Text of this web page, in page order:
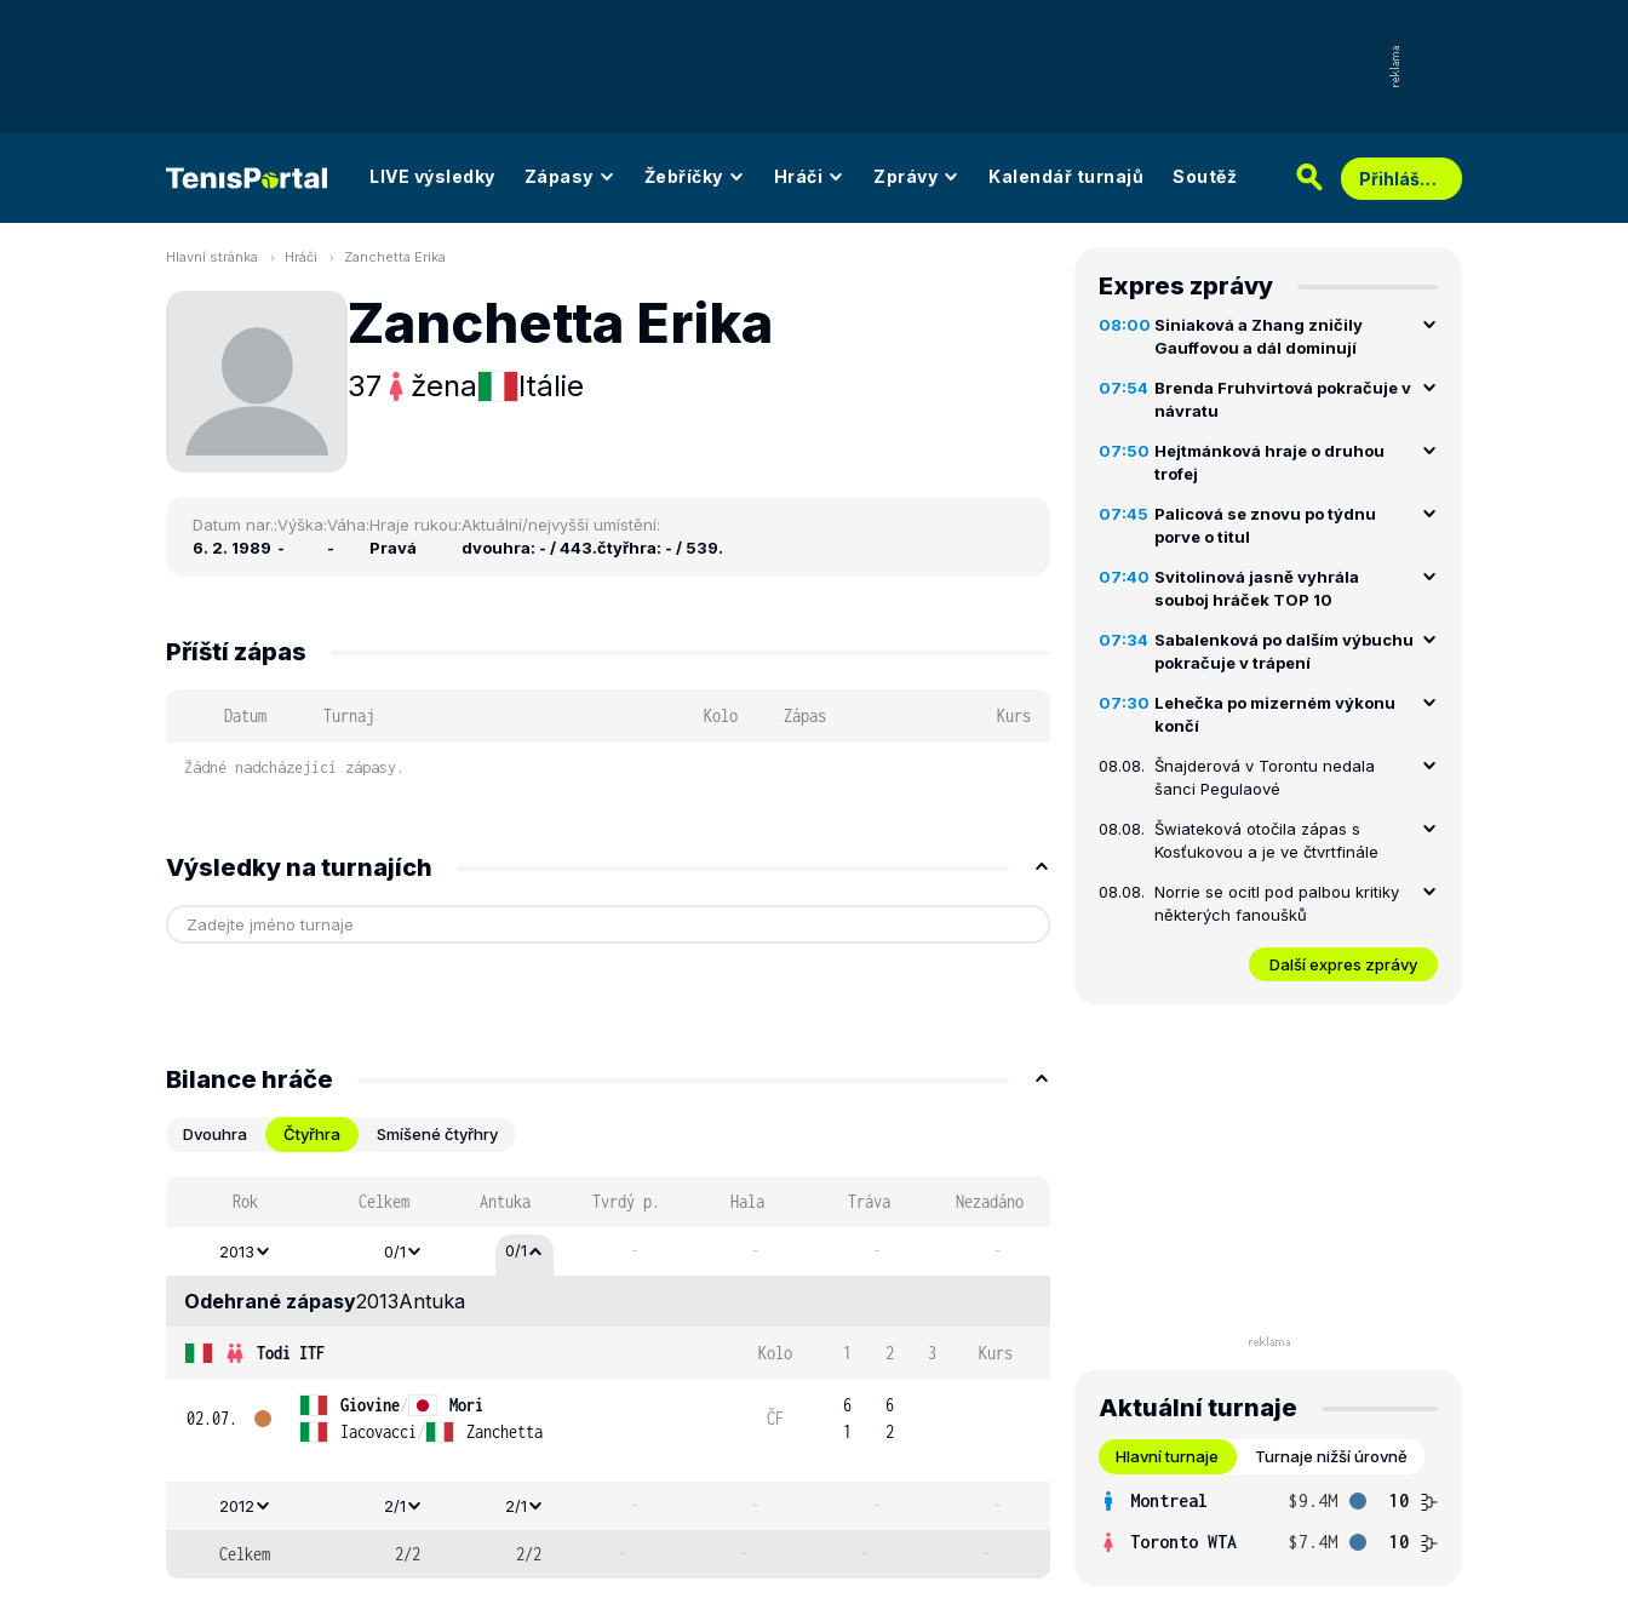
LIVE výsledky Zápasy Žebříčky Hráči Zprávy Kalendář turnajů Soutěž Přihlášení
Hlavní stránka Hráči Zanchetta Erika
Zanchetta Erika
37 žena Itálie
Datum nar.:
6. 2. 1989
Výška:
-
Váha:
-
Hraje rukou:
Pravá
Aktuální/nejvyšší umístění:
dvouhra: - / 443.čtyřhra: - / 539.
Příští zápas
Datum Turnaj Kolo Zápas Kurs
Žádné nadcházející zápasy.
Výsledky na turnajích
Bilance hráče
Dvouhra Čtyřhra Smíšené čtyřhry
Rok Celkem Antuka Tvrdý p. Hala Tráva Nezadáno
2013 0/1 0/1 - - - -
Odehrané zápasy2013Antuka
Todi ITF Kolo 1 2 3 Kurs
02.07.
Giovine/
Mori
Iacovacci / Zanchetta
ČF
6
1
6
2
2012 2/1 2/1 - - - -
Celkem 2/2 2/2 - - - -
Expres zprávy
08:00 Siniaková a Zhang zničily
Gauffovou a dál dominují
07:54 Brenda Fruhvirtová pokračuje v
návratu
07:50 Hejtmánková hraje o druhou
trofej
07:45 Palicová se znovu po týdnu
porve o titul
07:40 Svitolinová jasně vyhrála
souboj hráček TOP 10
07:34 Sabalenková po dalším výbuchu
pokračuje v trápení
07:30 Lehečka po mizerném výkonu
končí
08.08. Šnajderová v Torontu nedala
šanci Pegulaové
08.08. Šwiateková otočila zápas s
Kosťukovou a je ve čtvrtfinále
08.08. Norrie se ocitl pod palbou kritiky
některých fanoušků
Další expres zprávy
Aktuální turnaje
Hlavní turnaje Turnaje nižší úrovně
Montreal $9.4M
10
Toronto WTA
$7.4M 10